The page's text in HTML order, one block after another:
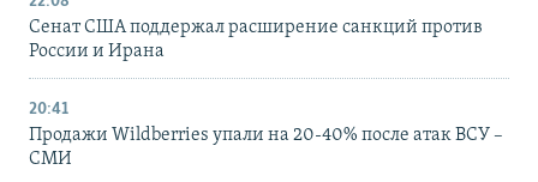
Сенат США поддержал расширение санкций против
России и Ирана
20:41
Продажи Wildberries упали на 20-40% после атак ВСУ –
СМИ